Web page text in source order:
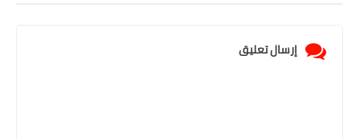
إرسال تعليق